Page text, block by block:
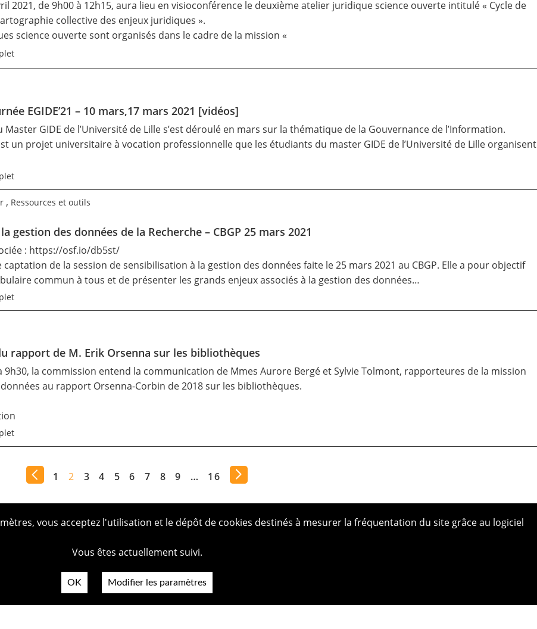
2021, de 9h00 à 12h15, aura lieu en visioconférence le deuxième atelier juridique science ouverte intitulé « Cycle de
collective des enjeux juridiques ».
science ouverte sont organisés dans le cadre de la mission «
EGIDE’21 – 10 mars,17 mars 2021 [vidéos]
Master GIDE de l’Université de Lille s’est déroulé en mars sur la thématique de la Gouvernance de l’Information.
un projet universitaire à vocation professionnelle que les étudiants du master GIDE de l’Université de Lille organisent
, Ressources et outils
gestion des données de la Recherche – CBGP 25 mars 2021
: https://osf.io/db5st/​
captation de la session de sensibilisation à la gestion des données faite le 25 mars 2021 au CBGP. Elle a pour objectif
commun à tous et de présenter les grands enjeux associés à la gestion des données…
rapport de M. Erik Orsenna sur les bibliothèques
9h30, la commission entend la communication de Mmes Aurore Bergé et Sylvie Tolmont, rapporteures de la mission
au rapport Orsenna-Corbin de 2018 sur les bibliothèques.
1 2 3 4 5 6 7 8 9 … 16
vous acceptez l'utilisation et le dépôt de cookies destinés à mesurer la fréquentation du site grâce au logiciel
Vous êtes actuellement suivi.
OK Modifier les paramètres